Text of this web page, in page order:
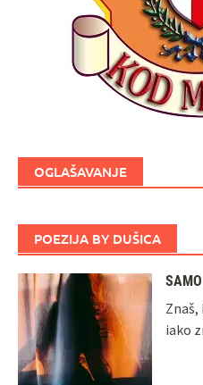
OGLAŠAVANJE
POEZIJA BY DUŠICA
Znaš,
iako